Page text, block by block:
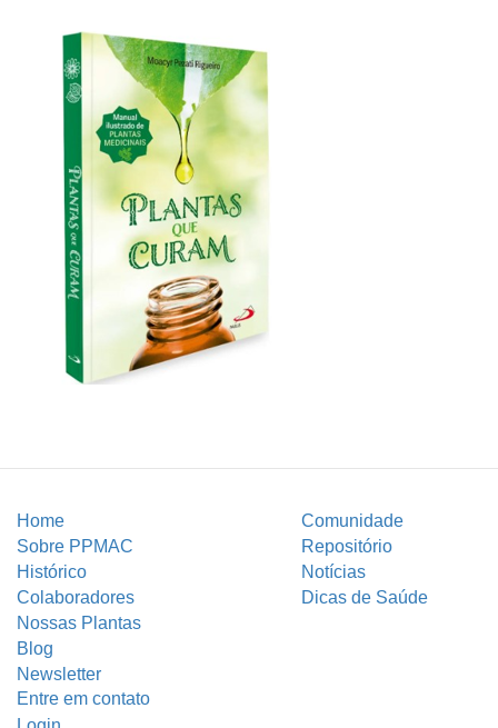
Home
Comunidade
Sobre PPMAC
Repositório
Histórico
Notícias
Colaboradores
Dicas de Saúde
Nossas Plantas
Blog
Newsletter
Entre em contato